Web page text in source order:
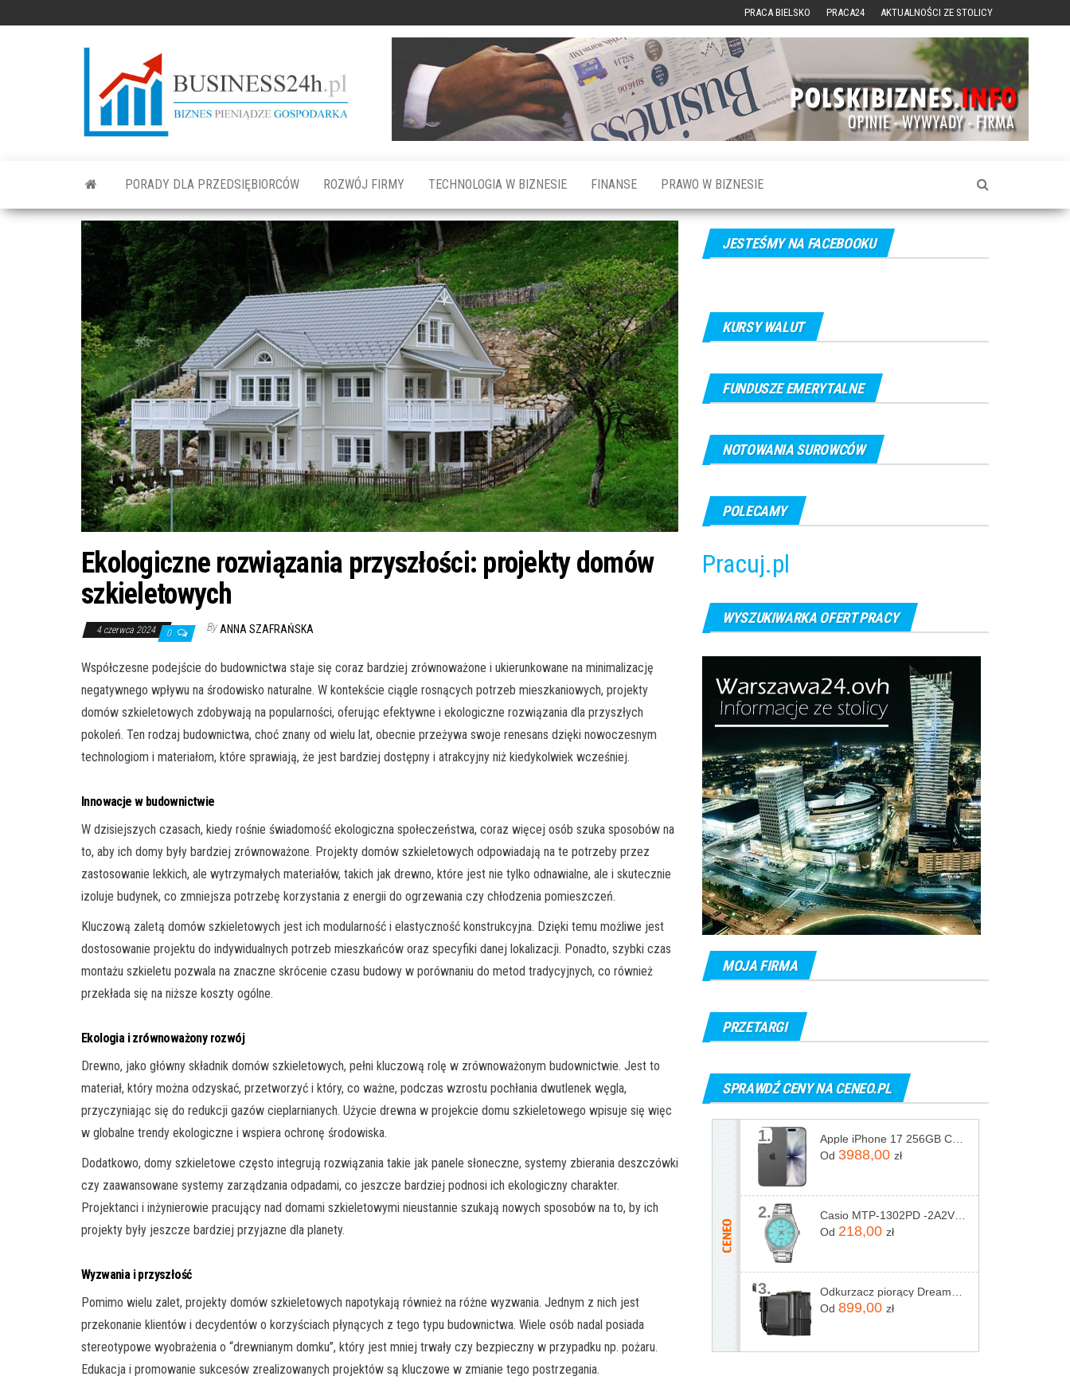
PRACA BIELSKO PRACA24 AKTUALNOŚCI ZE STOLICY
PORADY DLA PRZEDSIĘBIORCÓW ROZWÓJ FIRMY TECHNOLOGIA W BIZNESIE FINANSE PRAWO W BIZNESIE
Ekologiczne rozwiązania przyszłości: projekty domów
szkieletowych
4 czerwca 2024 0 By ANNA SZAFRAŃSKA
Współczesne podejście do budownictwa staje się coraz bardziej zrównoważone i ukierunkowane na minimalizację
negatywnego wpływu na środowisko naturalne. W kontekście ciągle rosnących potrzeb mieszkaniowych, projekty
domów szkieletowych zdobywają na popularności, oferując efektywne i ekologiczne rozwiązania dla przyszłych
pokoleń. Ten rodzaj budownictwa, choć znany od wielu lat, obecnie przeżywa swoje renesans dzięki nowoczesnym
technologiom i materiałom, które sprawiają, że jest bardziej dostępny i atrakcyjny niż kiedykolwiek wcześniej.
Innowacje w budownictwie
W dzisiejszych czasach, kiedy rośnie świadomość ekologiczna społeczeństwa, coraz więcej osób szuka sposobów na
to, aby ich domy były bardziej zrównoważone. Projekty domów szkieletowych odpowiadają na te potrzeby przez
zastosowanie lekkich, ale wytrzymałych materiałów, takich jak drewno, które jest nie tylko odnawialne, ale i skutecznie
izoluje budynek, co zmniejsza potrzebę korzystania z energii do ogrzewania czy chłodzenia pomieszczeń.
Kluczową zaletą domów szkieletowych jest ich modularność i elastyczność konstrukcyjna. Dzięki temu możliwe jest
dostosowanie projektu do indywidualnych potrzeb mieszkańców oraz specyfiki danej lokalizacji. Ponadto, szybki czas
montażu szkieletu pozwala na znaczne skrócenie czasu budowy w porównaniu do metod tradycyjnych, co również
przekłada się na niższe koszty ogólne.
Ekologia i zrównoważony rozwój
Drewno, jako główny składnik domów szkieletowych, pełni kluczową rolę w zrównoważonym budownictwie. Jest to
materiał, który można odzyskać, przetworzyć i który, co ważne, podczas wzrostu pochłania dwutlenek węgla,
przyczyniając się do redukcji gazów cieplarnianych. Użycie drewna w projekcie domu szkieletowego wpisuje się więc
w globalne trendy ekologiczne i wspiera ochronę środowiska.
Dodatkowo, domy szkieletowe często integrują rozwiązania takie jak panele słoneczne, systemy zbierania deszczówki
czy zaawansowane systemy zarządzania odpadami, co jeszcze bardziej podnosi ich ekologiczny charakter.
Projektanci i inżynierowie pracujący nad domami szkieletowymi nieustannie szukają nowych sposobów na to, by ich
projekty były jeszcze bardziej przyjazne dla planety.
Wyzwania i przyszłość
Pomimo wielu zalet, projekty domów szkieletowych napotykają również na różne wyzwania. Jednym z nich jest
przekonanie klientów i decydentów o korzyściach płynących z tego typu budownictwa. Wiele osób nadal posiada
stereotypowe wyobrażenia o “drewnianym domku”, który jest mniej trwały czy bezpieczny w przypadku np. pożaru.
Edukacja i promowanie sukcesów zrealizowanych projektów są kluczowe w zmianie tego postrzegania.
JESTEŚMY NA FACEBOOKU
KURSY WALUT
FUNDUSZE EMERYTALNE
NOTOWANIA SUROWCÓW
POLECAMY
Pracuj.pl
WYSZUKIWARKA OFERT PRACY
MOJA FIRMA
PRZETARGI
SPRAWDŹ CENY NA CENEO.PL
1.
Od 3988,00 zł
2.
Od 218,00 zł
3.
Od 899,00 zł